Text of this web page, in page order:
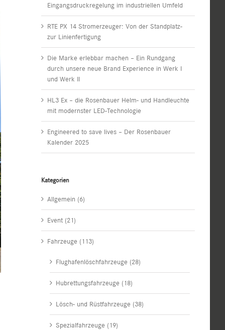
Eingangsdruckregelung im industriellen Umfeld
RTE PX 14 Stromerzeuger: Von der Standplatz-
zur Linienfertigung
Die Marke erlebbar machen – Ein Rundgang
durch unsere neue Brand Experience in Werk I
und Werk II
HL3 Ex – die Rosenbauer Helm- und Handleuchte
mit modernster LED-Technologie
Engineered to save lives – Der Rosenbauer
Kalender 2025
Kategorien
Allgemein (6)
Event (21)
Fahrzeuge (113)
Flughafenlöschfahrzeuge (28)
Hubrettungsfahrzeuge (18)
Lösch- und Rüstfahrzeuge (38)
Spezialfahrzeuge (19)